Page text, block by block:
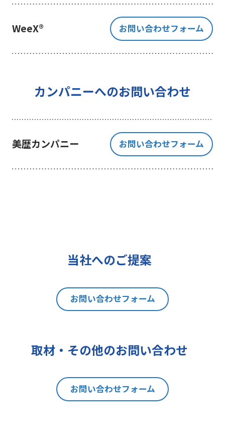
る当社Webサイト閲覧履歴等の情報
を紐づけ、お客様の興味関心に沿っ
た当社サービスに関する広告の配信
4 個人情報の外部委託について
個人情報の取扱いを一部、または全
部を委託する場合、十分な個人情報
の保護水準を満たしている者を選定
する基準を確立、選定し、管理監督
いたします。
ご提出頂く個人情報について、貴方
正、追加又は削除、利用の停止、消
去及び第三者への提供の停止（以下
「開示等」といいます。）を請求す
は、後述の消費者相談・苦情窓口に
本手続きにあたり、貴方がご本人で
あることを確認させて頂きますこと
をご了承下さい。
WeeX® お問い合わせフォーム
カンパニーへのお問い合わせ
美歴カンパニー お問い合わせフォーム
当社へのご提案
お問い合わせフォーム
取材・その他のお問い合わせ
お問い合わせフォーム